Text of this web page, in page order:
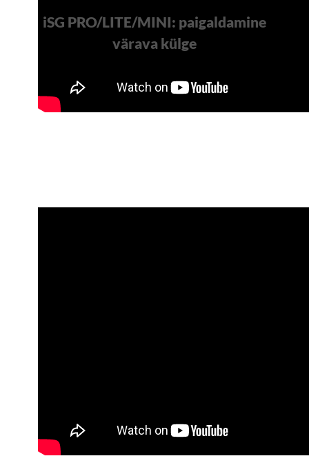
iSG PRO/LITE/MINI: paigaldamine
värava külge